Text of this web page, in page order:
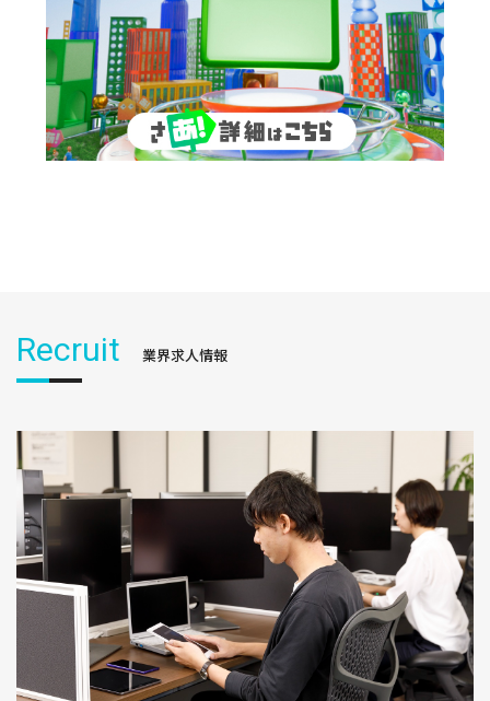
Recruit 業界求人情報